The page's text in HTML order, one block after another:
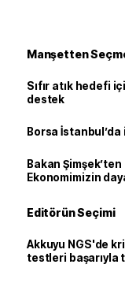
Manşetten
Sıfır atık hedefi
destek
Borsa
Bakan
Ekonomimizin
Editörün Seçimi
Akkuyu NGS'de
testleri başarıyla